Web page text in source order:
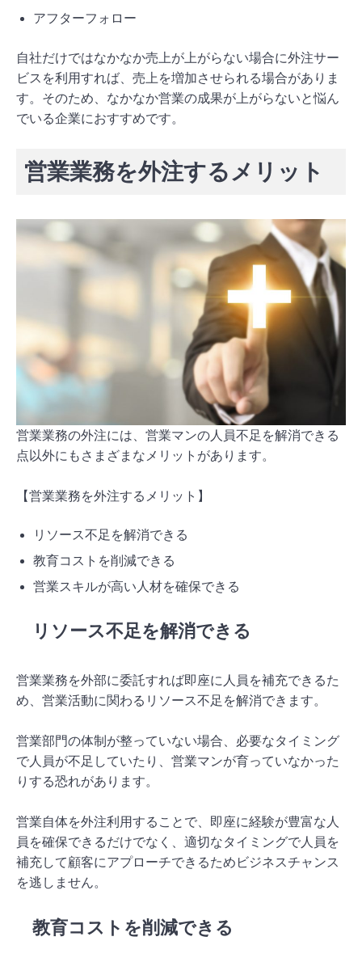
アフターフォロー
自社だけではなかなか売上が上がらない場合に外注サー
ビスを利用すれば、売上を増加させられる場合がありま
す。そのため、なかなか営業の成果が上がらないと悩ん
でいる企業におすすめです。
営業業務を外注するメリット
営業業務の外注には、営業マンの人員不足を解消できる
点以外にもさまざまなメリットがあります。
【営業業務を外注するメリット】
リソース不足を解消できる
教育コストを削減できる
営業スキルが高い人材を確保できる
リソース不足を解消できる
営業業務を外部に委託すれば即座に人員を補充できるた
め、営業活動に関わるリソース不足を解消できます。
営業部門の体制が整っていない場合、必要なタイミング
で人員が不足していたり、営業マンが育っていなかった
りする恐れがあります。
営業自体を外注利用することで、即座に経験が豊富な人
員を確保できるだけでなく、適切なタイミングで人員を
補充して顧客にアプローチできるためビジネスチャンス
を逃しません。
教育コストを削減できる